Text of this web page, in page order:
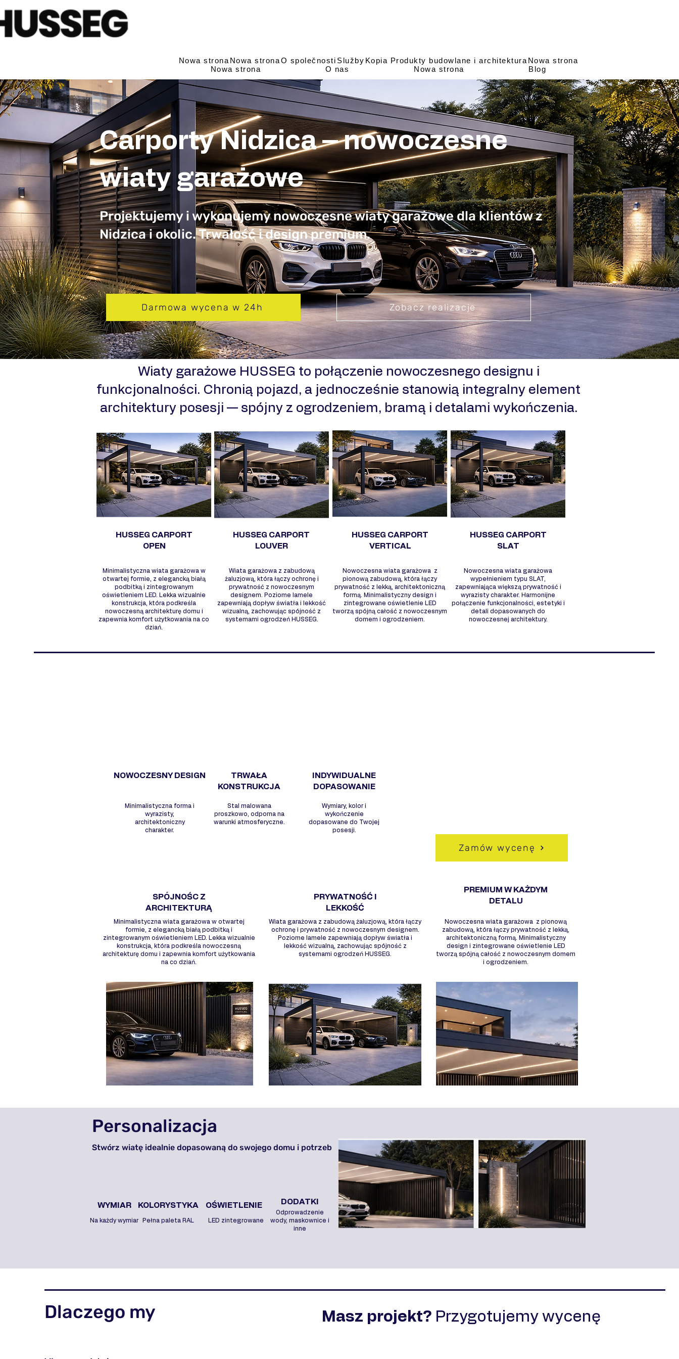
Nowa strona Nowa stronaO společnosti Služby Kopia Produkty budowlane i architektura Nowa strona
Nowa strona
O nas Nowa strona Blog
Carporty Nidzica – nowoczesne
wiaty garażowe
Projektujemy i wykonujemy nowoczesne wiaty garażowe dla klientów z
Nidzica i okolic. Trwałość i design premium.
Darmowa wycena w 24h Zobacz realizacje
​Wiaty garażowe HUSSEG to połączenie nowoczesnego designu i
funkcjonalności. Chronią pojazd, a jednocześnie stanowią integralny element
architektury posesji — spójny z ogrodzeniem, bramą i detalami wykończenia.
HUSSEG CARPORT
OPEN
Minimalistyczna wiata garażowa w
otwartej formie, z elegancką białą
podbitką i zintegrowanym
oświetleniem LED. Lekka wizualnie
konstrukcja, która podkreśla
nowoczesną architekturę domu i
zapewnia komfort użytkowania na co
dziań.
HUSSEG CARPORT
LOUVER
Wiata garażowa z zabudową
żaluzjową, która łączy ochronę i
prywatność z nowoczesnym
designem. Poziome lamele
zapewniają dopływ światła i lekkość
wizualną, zachowując spójność z
systemami ogrodzeń HUSSEG.
HUSSEG CARPORT
VERTICAL
Nowoczesna wiata garażowa z
pionową zabudową, która łączy
prywatność z lekką, architektoniczną
formą. Minimalistyczny design i
zintegrowane oświetlenie LED
tworzą spójną całość z nowoczesnym
domem i ogrodzeniem.
HUSSEG CARPORT
SLAT
Nowoczesna wiata garażowa
wypełnieniem typu SLAT,
zapewniająca większą prywatność i
wyrazisty charakter. Harmonijne
połączenie funkcjonalności, estetyki i
detali dopasowanych do
nowoczesnej architektury.
TRWAŁA
KONSTRUKCJA
NOWOCZESNY DESIGN
Minimalistyczna forma i
wyrazisty,
architektoniczny
charakter.
Stal malowana
proszkowo, odporna na
warunki atmosferyczne.
INDYWIDUALNE
DOPASOWANIE
Wymiary, kolor i
wykończenie
dopasowane do Twojej
posesji.
Zamów wycenę
SPÓJNOŚC Z
ARCHITEKTURĄ
Minimalistyczna wiata garażowa w otwartej
formie, z elegancką białą podbitką i
zintegrowanym oświetleniem LED. Lekka wizualnie
konstrukcja, która podkreśla nowoczesną
architekturę domu i zapewnia komfort użytkowania
na co dziań.
PRYWATNOŚĆ I
LEKKOŚĆ
Wiata garażowa z zabudową żaluzjową, która łączy
ochronę i prywatność z nowoczesnym designem.
Poziome lamele zapewniają dopływ światła i
lekkość wizualną, zachowując spójność z
systemami ogrodzeń HUSSEG.
PREMIUM W KAŻDYM
DETALU
Nowoczesna wiata garażowa z pionową
zabudową, która łączy prywatność z lekką,
architektoniczną formą. Minimalistyczny
design i zintegrowane oświetlenie LED
tworzą spójną całość z nowoczesnym domem
i ogrodzeniem.
Personalizacja
Stwórz wiatę idealnie dopasowaną do swojego domu i potrzeb
WYMIAR KOLORYSTYKA OŚWIETLENIE DODATKI
Na każdy wymiar Pełna paleta RAL LED zintegrowane
Odprowadzenie
wody, maskownice i
inne
Dlaczego my Masz projekt? Przygotujemy wycenę